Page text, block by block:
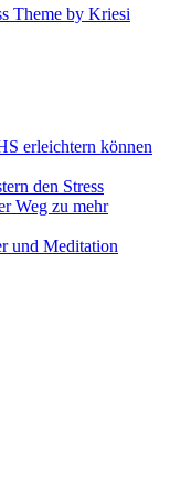
Theme by Kriesi
erleichtern können
und Meditation